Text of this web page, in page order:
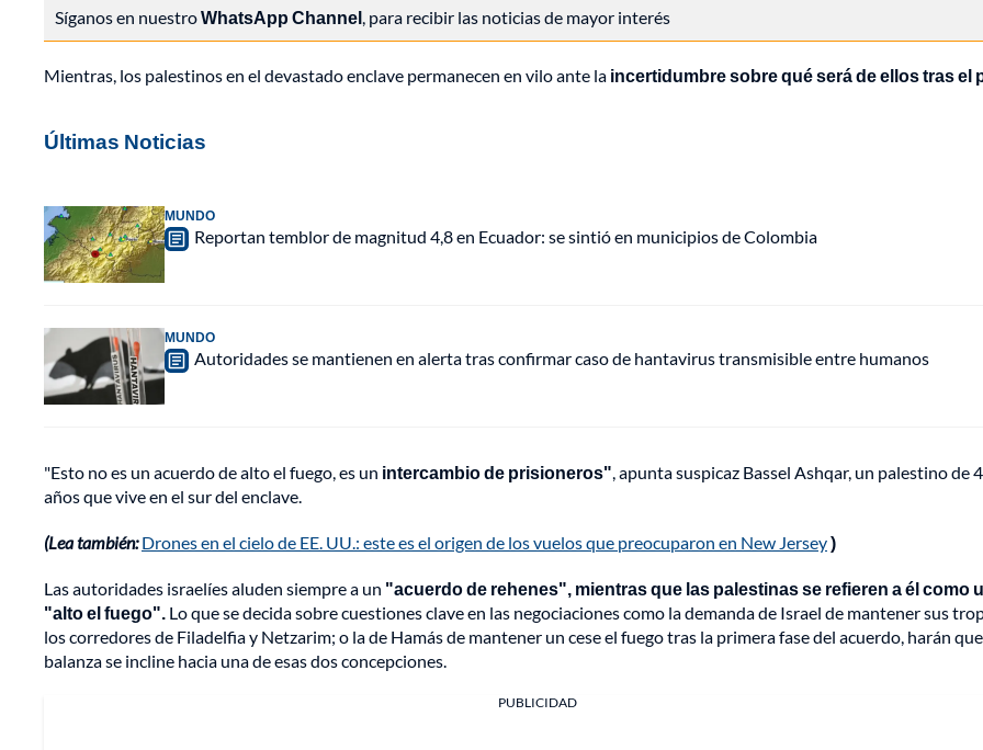
Síganos en nuestroWhatsApp Channel, para recibir las noticias de mayor interés
Mientras, los palestinos en el devastado enclave permanecen en vilo ante la incertidumbre sobre qué será de ellos tras el
Últimas Noticias
MUNDO
Reportan temblor de magnitud 4,8 en Ecuador: se sintió en municipios de Colombia
MUNDO
Autoridades se mantienen en alerta tras confirmar caso de hantavirus transmisible entre humanos
"Esto no es un acuerdo de alto el fuego, es un intercambio de prisioneros", apunta suspicaz Bassel Ashqar, un palestino de
años que vive en el sur del enclave.
(Lea también: Drones en el cielo de EE. UU.: este es el origen de los vuelos que preocuparon en New Jersey)
Las autoridades israelíes aluden siempre a un "acuerdo de rehenes", mientras que las palestinas se refieren a él como
"alto el fuego". Lo que se decida sobre cuestiones clave en las negociaciones como la demanda de Israel de mantener sus
los corredores de Filadelfia y Netzarim; o la de Hamás de mantener un cese el fuego tras la primera fase del acuerdo, harán
balanza se incline hacia una de esas dos concepciones.
PUBLICIDAD